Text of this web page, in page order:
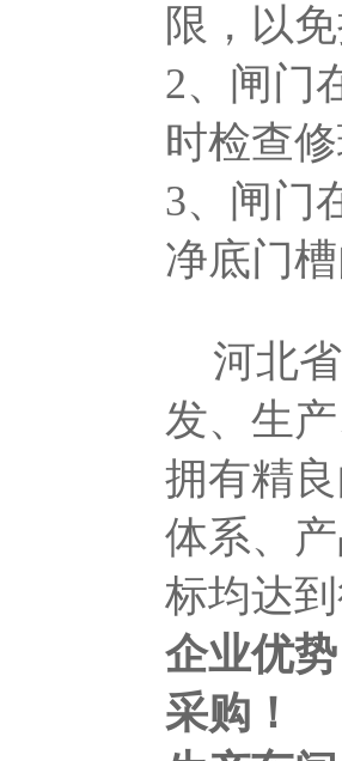
限，以
2、闸门
时检查
3、闸门
净底门
河北省
发、生
拥有精
体系、
标均达
企业优
采购！